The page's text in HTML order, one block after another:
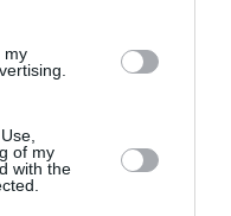
my
of my
with the